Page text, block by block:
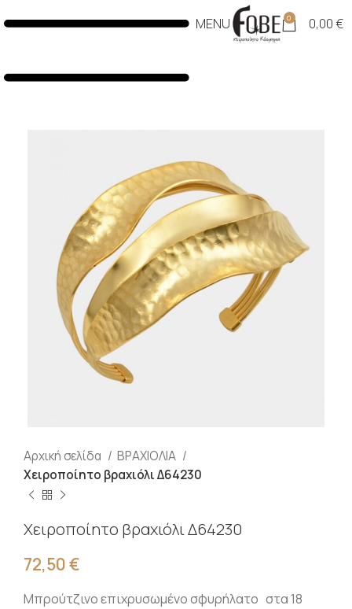
MENU 0 0,00€
Αρχική σελίδα
ΒΡΑΧΙΟΛΙΑ
Χειροποίητο βραχιόλι Δ64230
Χειροποίητο βραχιόλι Δ64230
72,50€
Μπρούτζινο επιχρυσωμένο σφυρήλατο στα 18